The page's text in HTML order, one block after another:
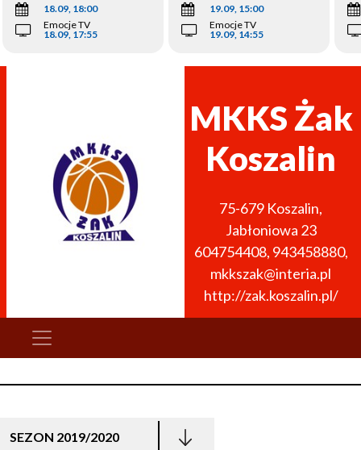
18.09, 18:00
Emocje TV
18.09, 17:55
19.09, 15:00
Emocje TV
19.09, 14:55
MKKS Żak
Koszalin
75-679 Koszalin,
Jabłoniowa 23
604754408, 943458880,
mkkszak@interia.pl
http://zak.koszalin.pl/
SEZON 2019/2020